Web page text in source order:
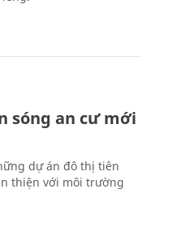
sóng an cư mới
dự án đô thị tiên
thiện với môi trường